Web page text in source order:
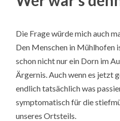
Die Frage würde mich auch
Den Menschen in Mühlhofen
schon nicht nur ein Dorn im
Ärgernis. Auch wenn es jetzt
endlich tatsächlich was
symptomatisch für die
unseres Ortsteils.